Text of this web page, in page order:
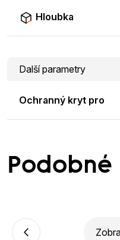
Hloubka
Další parametry
Ochranný kryt pro